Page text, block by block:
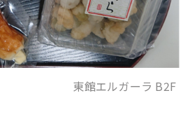
東館エルガーラ B2F